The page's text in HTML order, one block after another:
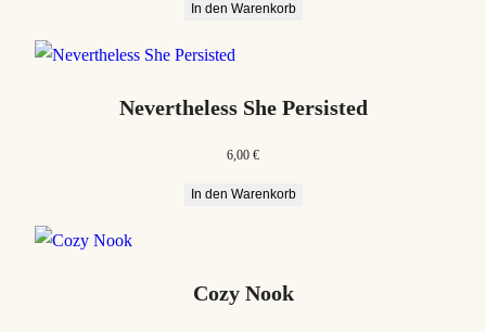
In den Warenkorb
Nevertheless She Persisted
6,00 €
In den Warenkorb
Cozy Nook